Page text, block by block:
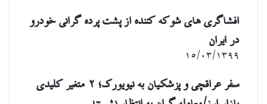
افشاگری های شوکه کننده از پشت پرده گرانی خودرو
در ایران
۱۵/۰۳/۱۳۹۹
سفر عراقچی و پزشکیان به نیویورک؛ ۲ متغیر کلیدی